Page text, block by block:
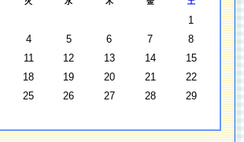
1
4 5 6 7
8
11 12 13 14
15
18 19 20 21
22
25 26 27 28
29